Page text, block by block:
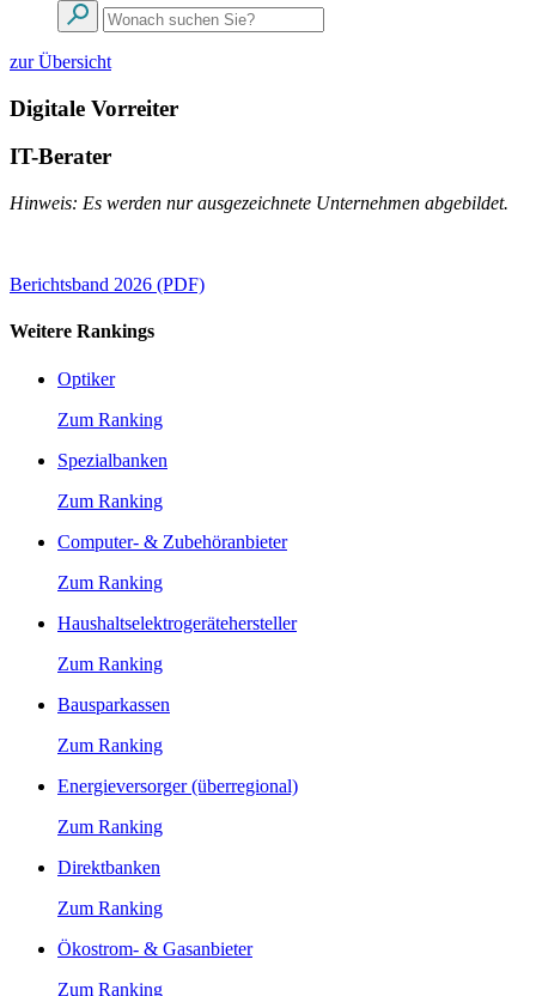
zur Übersicht
Digitale Vorreiter
IT-Berater
Hinweis: Es werden nur ausgezeichnete Unternehmen abgebildet.
Berichtsband 2026 (PDF)
Weitere Rankings
Optiker
Zum Ranking
Spezialbanken
Zum Ranking
Computer- & Zubehöranbieter
Zum Ranking
Haushaltselektrogerätehersteller
Zum Ranking
Bausparkassen
Zum Ranking
Energieversorger (überregional)
Zum Ranking
Direktbanken
Zum Ranking
Ökostrom- & Gasanbieter
Zum Ranking